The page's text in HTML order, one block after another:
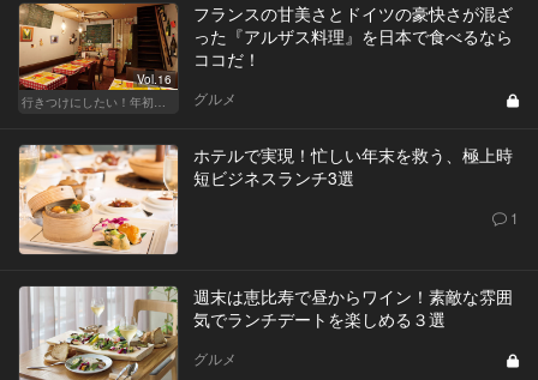
Vol.16
行きつけにしたい！年初めのご褒美ランチ
フランスの甘美さとドイツの豪快さが混ざ
った『アルザス料理』を日本で食べるなら
ココだ！
グルメ
ホテルで実現！忙しい年末を救う、極上時
短ビジネスランチ3選
1
週末は恵比寿で昼からワイン！素敵な雰囲
気でランチデートを楽しめる３選
グルメ